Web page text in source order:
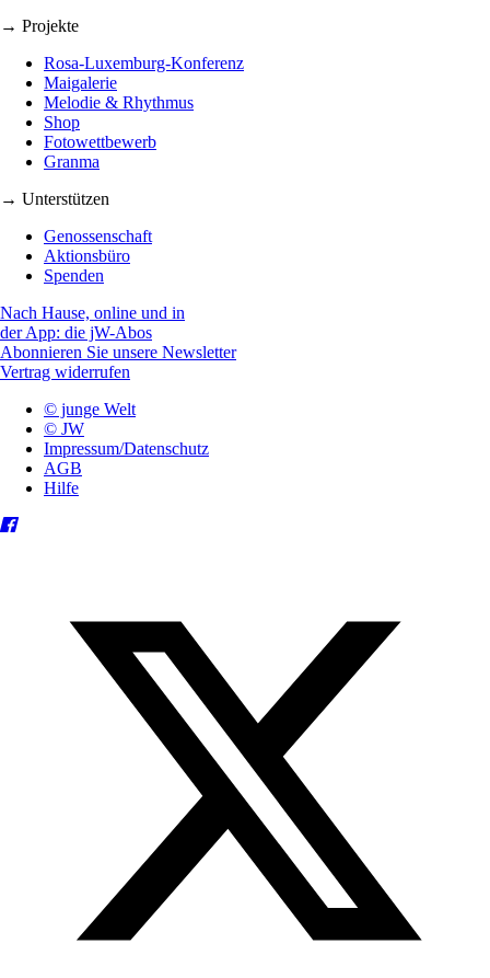
→ Projekte
Rosa-Luxemburg-Konferenz
Maigalerie
Melodie & Rhythmus
Shop
Fotowettbewerb
Granma
→ Unterstützen
Genossenschaft
Aktionsbüro
Spenden
Nach Hause, online und in
der App: die jW-Abos
Abonnieren Sie unsere Newsletter
Vertrag widerrufen
© junge Welt
© JW
Impressum/Datenschutz
AGB
Hilfe